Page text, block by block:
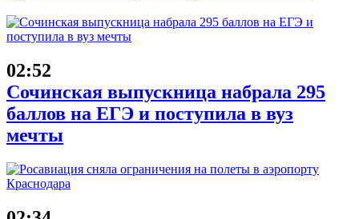
02:52
Сочинская выпускница набрала 295
баллов на ЕГЭ и поступила в вуз
мечты